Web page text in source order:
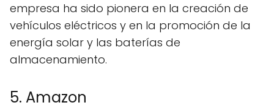
empresa ha sido pionera en la creación de
vehículos eléctricos y en la promoción de la
energía solar y las baterías de
almacenamiento.
5. Amazon